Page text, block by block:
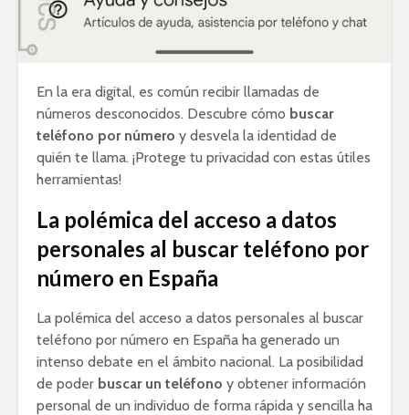
En la era digital, es común recibir llamadas de
números desconocidos. Descubre cómo buscar
teléfono por número y desvela la identidad de
quién te llama. ¡Protege tu privacidad con estas útiles
herramientas!
La polémica del acceso a datos
personales al buscar teléfono por
número en España
La polémica del acceso a datos personales al buscar
teléfono por número en España ha generado un
intenso debate en el ámbito nacional. La posibilidad
de poder buscar un teléfono y obtener información
personal de un individuo de forma rápida y sencilla ha